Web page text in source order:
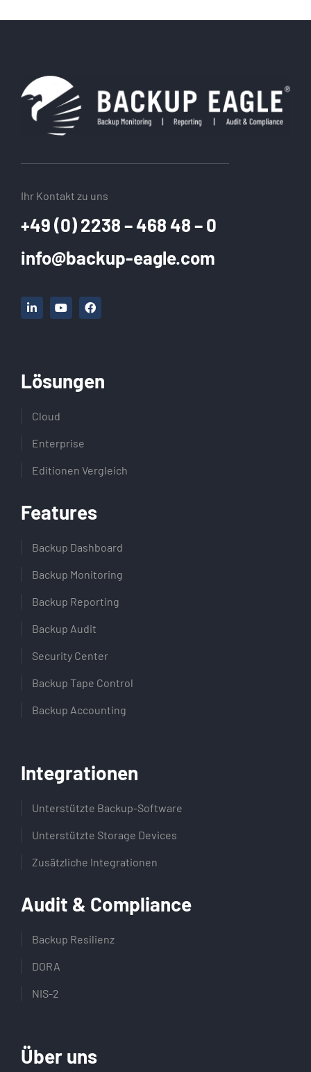
Ihr Kontakt zu uns
+49 (0) 2238 – 468 48 – 0
info@backup-eagle.com
Lösungen
Cloud
Enterprise
Editionen Vergleich
Features
Backup Dashboard
Backup Monitoring
Backup Reporting
Backup Audit
Security Center
Backup Tape Control
Backup Accounting
Integrationen
Unterstützte Backup-Software
Unterstützte Storage Devices
Zusätzliche Integrationen
Audit & Compliance
Backup Resilienz
DORA
NIS-2
Über uns